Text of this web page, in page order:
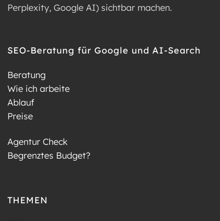
Perplexity, Google AI) sichtbar machen.
SEO-Beratung für Google und AI-Search
Beratung
Wie ich arbeite
Ablauf
Preise
Agentur Check
Begrenztes Budget?
THEMEN